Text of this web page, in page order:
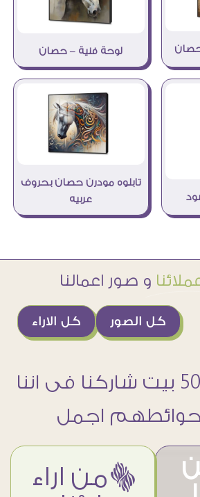
حصان لوحة فنية – حصان
تابلوه مودرن حصان بحروف
عربيه
و صور اعمالنا
كل الاراء كل الصور
اكتر من 5000 بيت شاركنا فى اننا
اجمل
ëمن اراء